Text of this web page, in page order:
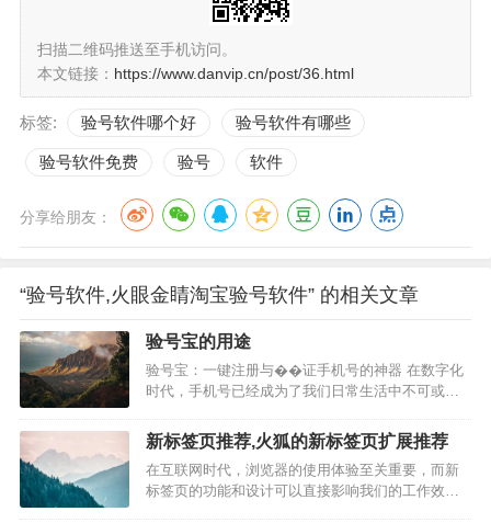
扫描二维码推送至手机访问。
本文链接： https://www.danvip.cn/post/36.html
标签: 验号软件哪个好 验号软件有哪些
验号软件免费 验号 软件
分享给朋友：
“验号软件,火眼金睛淘宝验号软件” 的相关文章
验号宝的用途
验号宝：一键注册与��证手机号的神器 在数字化
时代，手机号已经成为了我们日常生活中不可或缺
行身份认证，手机号都扮演着重要角色。验号宝作
为一款便捷的手机号注册与验证工具，为广大用户
提供了一种高效、安全的解决方案。本文将详细介
绍验号宝的用途及其优势。…
新标签页推荐,火狐的新标签页扩展推荐
在互联网时代，浏览器的使用体验至关重要，而新
标签页的功能和设计可以直接影响我们的工作效率